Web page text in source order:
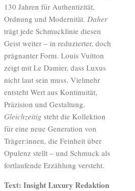
130 Jahren für Authentizität,
Ordnung und Modernität. Daher
trägt jede Schmucklinie diesen
Geist weiter – in reduzierter, doch
prägnanter Form. Louis Vuitton
zeigt mit Le Damier, dass Luxus
nicht laut sein muss. Vielmehr
entsteht Wert aus Kontinuität,
Präzision und Gestaltung.
Gleichzeitig steht die Kollektion
für eine neue Generation von
Träger:innen, die Feinheit über
Opulenz stellt – und Schmuck als
fortlaufende Erzählung versteht.
Text: Insight Luxury Redaktion